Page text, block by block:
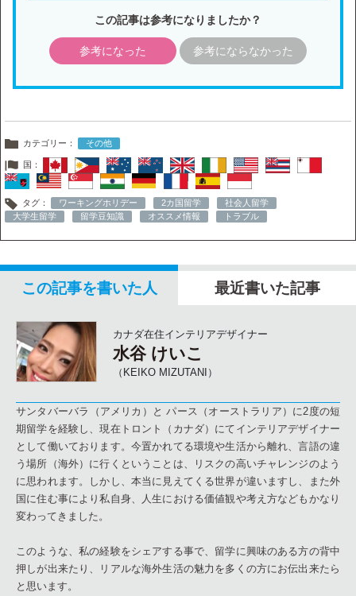
この記事は参考になりましたか？
参考になった 参考にならなかった
カテゴリー： その他
国：
タグ： ワーキングホリデー 2カ国留学
社会人留学
大学生留学
留学豆知識 オススメ情報 トラブル
この記事を書いた人 最近書いた記事
カナダ在住インテリアデザイナー
水谷 けいこ
（KEIKO MIZUTANI）
サンタバーバラ（アメリカ）と パース（オーストラリア）に2度の短
期留学を経験し、現在トロント（カナダ）にてインテリアデザイナー
として働いております。今置かれてる環境や生活から離れ、言語の違
う場所（海外）に行くということは、リスクの高いチャレンジのよう
に思われます。しかし、本当に見えてくる世界が違いますし、また外
国に住む事により私自身、人生における価値観や考え方などもかなり
変わってきました。
このような、私の経験をシェアする事で、留学に興味のある方の背中
押しが出来たり、リアルな海外生活の魅力を多くの方にお伝出来たら
と思います。